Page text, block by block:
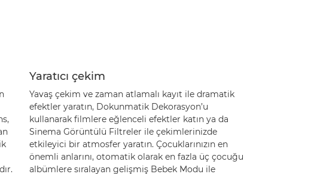
Yaratıcı çekim
Yavaş çekim ve zaman atlamalı kayıt ile dramatik
efektler yaratın, Dokunmatik Dekorasyon’u
kullanarak filmlere eğlenceli efektler katın ya da
Sinema Görüntülü Filtreler ile çekimlerinizde
etkileyici bir atmosfer yaratın. Çocuklarınızın en
önemli anlarını, otomatik olarak en fazla üç çocuğu
albümlere sıralayan gelişmiş Bebek Modu ile